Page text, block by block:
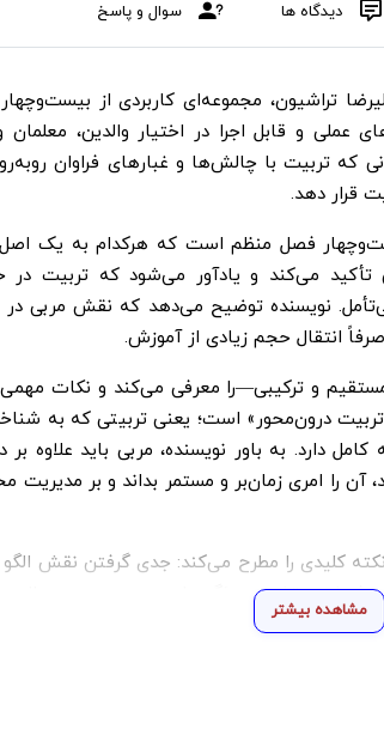
دیدگاه ها سوال و پاسخ
تراشیون، مجموعه‌ای کاربردی از
عملی و قابل اجرا در اختیار والدین، معلمان
که تربیت با چالش‌ها و غبارهای فراوان
قرار دهد.
فصل منظم است که هرکدام به یک
تأکید می‌کند و یادآور می‌شود که تربیت
نویسنده توضیح می‌دهد که نقش مربی در
انتقال حجم زیادی از آموزش.
و ترکیبی—را معرفی می‌کند و نکات مهمی
درون‌محور» است؛ یعنی تربیتی که به
دارد. به باور نویسنده، مربی باید علاوه بر
را امری زمان‌بر و مستمر بداند و بر مدیریت
کلیدی را مطرح می‌کند: جدی گرفتن نقش
فصل به تشریح ویژگی‌های مربی و متربی مطلوب
اختصاص می‌یابد که در تحقق اهداف
مشاهده بیشتر